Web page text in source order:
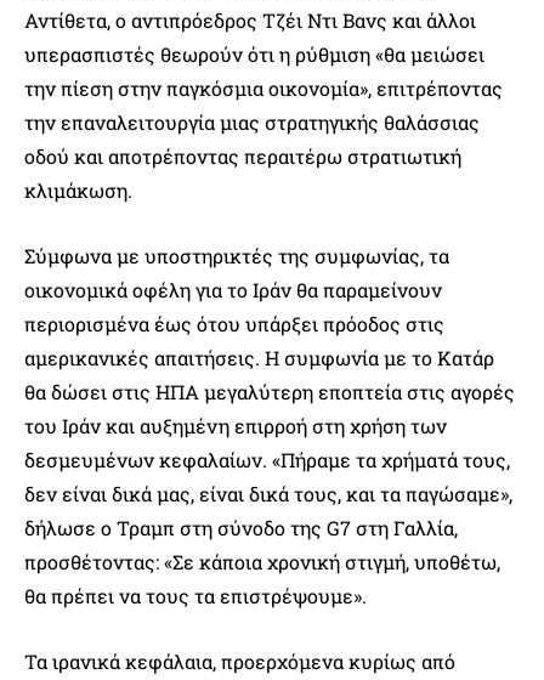
Αντίθετα, ο αντιπρόεδρος Τζέι Ντι Βανς και άλλοι
υπερασπιστές θεωρούν ότι η ρύθμιση «θα μειώσει
την πίεση στην παγκόσμια οικονομία», επιτρέποντας
την επαναλειτουργία μιας στρατηγικής θαλάσσιας
οδού και αποτρέποντας περαιτέρω στρατιωτική
κλιμάκωση.
Σύμφωνα με υποστηρικτές της συμφωνίας, τα
οικονομικά οφέλη για το Ιράν θα παραμείνουν
περιορισμένα έως ότου υπάρξει πρόοδος στις
αμερικανικές απαιτήσεις. Η συμφωνία με το Κατάρ
θα δώσει στις ΗΠΑ μεγαλύτερη εποπτεία στις αγορές
του Ιράν και αυξημένη επιρροή στη χρήση των
δεσμευμένων κεφαλαίων. «Πήραμε τα χρήματά τους,
δεν είναι δικά μας, είναι δικά τους, και τα παγώσαμε»,
δήλωσε ο Τραμπ στη σύνοδο της G7 στη Γαλλία,
προσθέτοντας: «Σε κάποια χρονική στιγμή, υποθέτω,
θα πρέπει να τους τα επιστρέψουμε».
Τα ιρανικά κεφάλαια, προερχόμενα κυρίως από